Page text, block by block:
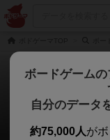
トリックor
ボードゲーム
自分のデータ
約75,000人が